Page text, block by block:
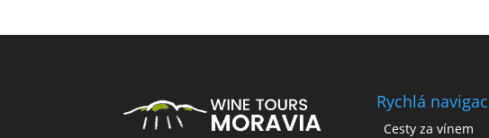
Rychlá
Cesty za vínem